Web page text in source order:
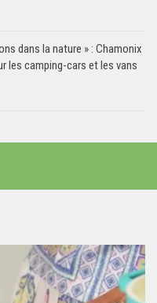
dans la nature » : Chamonix
les camping-cars et les vans